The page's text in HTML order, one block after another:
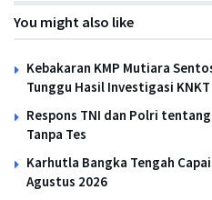
You might also like
Kebakaran KMP Mutiara
Tunggu Hasil Investigasi KNKT
Respons TNI dan Polri
Tanpa Tes
Karhutla Bangka Tengah
Agustus 2026